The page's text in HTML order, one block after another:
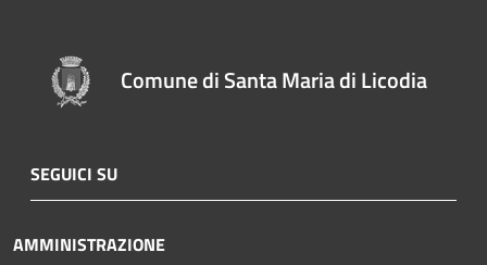
Comune di Santa Maria di Licodia
SEGUICI SU
AMMINISTRAZIONE